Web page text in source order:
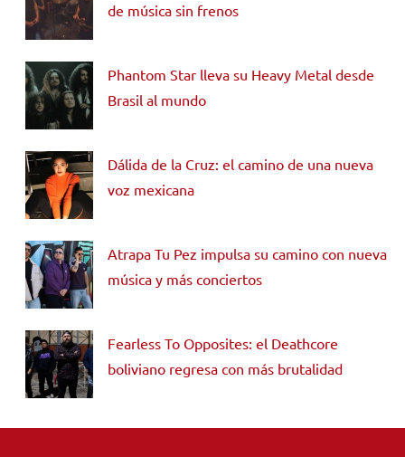
de música sin frenos
Phantom Star lleva su Heavy Metal desde
Brasil al mundo
Dálida de la Cruz: el camino de una nueva
voz mexicana
Atrapa Tu Pez impulsa su camino con nueva
música y más conciertos
Fearless To Opposites: el Deathcore
boliviano regresa con más brutalidad